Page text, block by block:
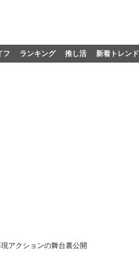
フ ランキング 推し活 新着トレンド
アクションの舞台裏公開